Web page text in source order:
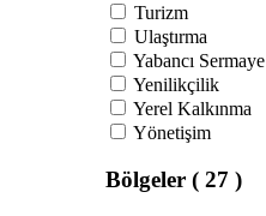
Turizm
Ulaştırma
Yabancı Sermaye
Yenilikçilik
Yerel Kalkınma
Yönetişim
Bölgeler ( 27 )